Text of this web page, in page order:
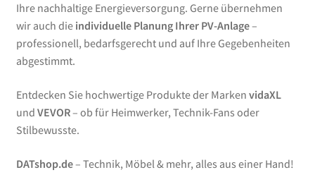
Ihre nachhaltige Energieversorgung. Gerne übernehmen
wir auch die individuelle Planung Ihrer PV-Anlage–
professionell, bedarfsgerecht und auf Ihre Gegebenheiten
abgestimmt.
Entdecken Sie hochwertige Produkte der Marken vidaXL
und VEVOR– ob für Heimwerker, Technik-Fans oder
Stilbewusste.
DATshop.de– Technik, Möbel & mehr, alles aus einer Hand!